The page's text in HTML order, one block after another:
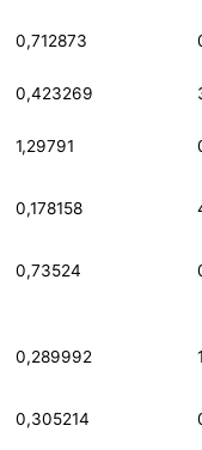
0,712873
0,423269
1,29791
0,178158
0,73524
0,289992
0,305214